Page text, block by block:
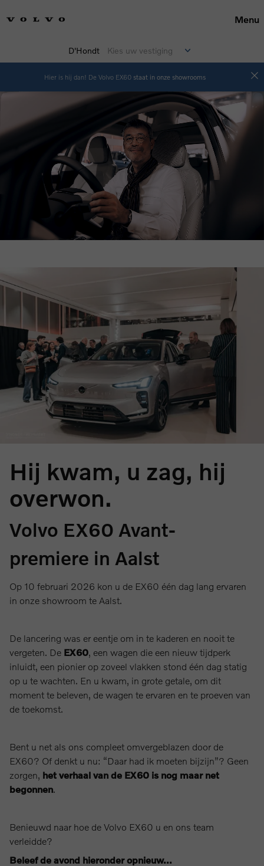
Menu
D'Hondt Kies uw vestiging
Hier is hij dan! De Volvo EX60 staat in onze showrooms
Hij kwam, u zag, hij
overwon.
Volvo EX60 Avant-
premiere in Aalst
Op 10 februari 2026 kon u de EX60 één dag lang ervaren
in onze showroom te Aalst.
De lancering was er eentje om in te kaderen en nooit te
vergeten. De EX60, een wagen die een nieuw tijdperk
inluidt, een pionier op zoveel vlakken stond één dag statig
op u te wachten. En u kwam, in grote getale, om dit
moment te beleven, de wagen te ervaren en te proeven van
de toekomst.
Bent u net als ons compleet omvergeblazen door de
EX60? Of denkt u nu: “Daar had ik moeten bijzijn”? Geen
zorgen, het verhaal van de EX60 is nog maar net
begonnen.
Benieuwd naar hoe de Volvo EX60 u en ons team
verleidde?
Beleef de avond hieronder opnieuw...